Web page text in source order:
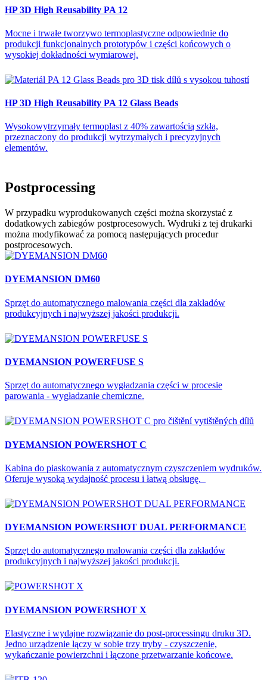
HP 3D High Reusability PA 12
Mocne i trwałe tworzywo termoplastyczne odpowiednie do
produkcji funkcjonalnych prototypów i części końcowych o
wysokiej dokładności wymiarowej.
HP 3D High Reusability PA 12 Glass Beads
Wysokowytrzymały termoplast z 40% zawartością szkła,
przeznaczony do produkcji wytrzymałych i precyzyjnych
elementów.
Postprocessing
W przypadku wyprodukowanych części można skorzystać z
dodatkowych zabiegów postprocesowych. Wydruki z tej drukarki
można modyfikować za pomocą następujących procedur
postprocesowych.
DYEMANSION DM60
Sprzęt do automatycznego malowania części dla zakładów
produkcyjnych i najwyższej jakości produkcji.
DYEMANSION POWERFUSE S
Sprzęt do automatycznego wygładzania części w procesie
parowania - wygładzanie chemiczne.
DYEMANSION POWERSHOT C
Kabina do piaskowania z automatycznym czyszczeniem wydruków.
Oferuje wysoką wydajność procesu i łatwą obsługę.
DYEMANSION POWERSHOT DUAL PERFORMANCE
Sprzęt do automatycznego malowania części dla zakładów
produkcyjnych i najwyższej jakości produkcji.
DYEMANSION POWERSHOT X
Elastyczne i wydajne rozwiązanie do post-processingu druku 3D.
Jedno urządzenie łączy w sobie trzy tryby - czyszczenie,
wykańczanie powierzchni i łączone przetwarzanie końcowe.